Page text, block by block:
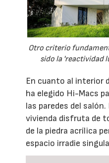
Otro criterio
sido la 'reactividad
En cuanto al interior
ha elegido Hi-Macs
las paredes del
vivienda disfruta de
de la piedra acrílica
espacio irradie